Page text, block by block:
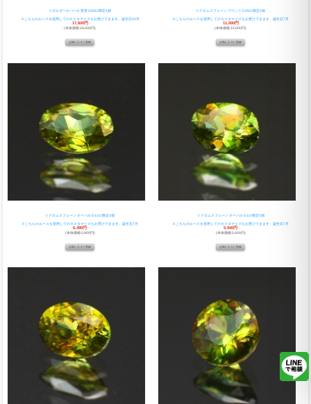
☆ボルダーオパール 変形 0.83ct 限定1個
※こちらのルースを使用してのカスタマイズもお受けできます。誕生石10月
17,600円
(本体価格:16,000円)
☆クロムスフェーン ラウンド 0.25ct 限定1個
※こちらのルースを使用してのカスタマイズもお受けできます。誕生石7月
11,000円
(本体価格:10,000円)
☆クロムスフェーン オーバル 0.11ct 限定1個
※こちらのルースを使用してのカスタマイズもお受けできます。誕生石7月
6,490円
(本体価格:5,900円)
☆クロムスフェーン オーバル 0.1ct 限定1個
※こちらのルースを使用してのカスタマイズもお受けできます。誕生石7月
5,940円
(本体価格:5,400円)